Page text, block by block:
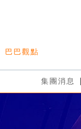
巴巴觀點
集團消息